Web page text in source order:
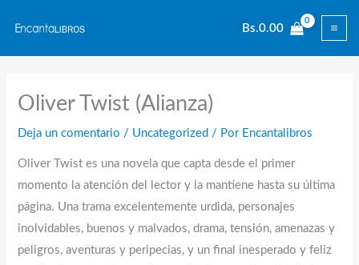
contenido
Bs.0.00
Oliver Twist (Alianza)
Deja un comentario / Uncategorized / Por Encantalibros
Oliver Twist es una novela que capta desde el primer
momento la atención del lector y la mantiene hasta su última
página. Una trama excelentemente urdida, personajes
inolvidables, buenos y malvados, drama, tensión, amenazas y
peligros, aventuras y peripecias, y un final inesperado y feliz